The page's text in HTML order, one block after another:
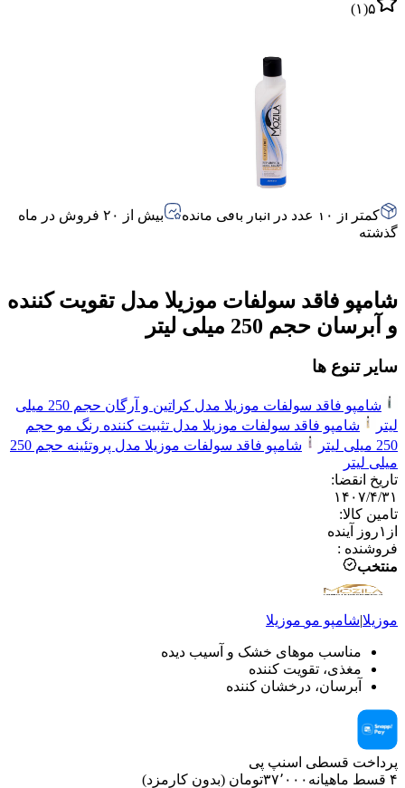
۵(۱)
کمتر از ۱۰ عدد در انبار باقی مانده
بیش از ۲۰ فروش در ماه
گذشته
شامپو فاقد سولفات موزیلا مدل تقویت کننده
و آبرسان حجم 250 میلی لیتر
سایر تنوع ها
شامپو فاقد سولفات موزیلا مدل کراتین و آرگان حجم 250 میلی
لیتر
شامپو فاقد سولفات موزیلا مدل تثبیت کننده رنگ مو حجم
250 میلی لیتر
شامپو فاقد سولفات موزیلا مدل پروتئینه حجم 250
میلی لیتر
تاریخ انقضا:
۱۴۰۷/۴/۳۱
تامین کالا:
از ۱روز آینده
فروشنده :
منتخب
موزیلا|شامپو مو موزیلا
مناسب موهای خشک و آسیب دیده
مغذی، تقویت کننده
آبرسان، درخشان کننده
پرداخت قسطی اسنپ پی
۴ قسط ماهیانه
۳۷٬۰۰۰تومان (بدون کارمزد)